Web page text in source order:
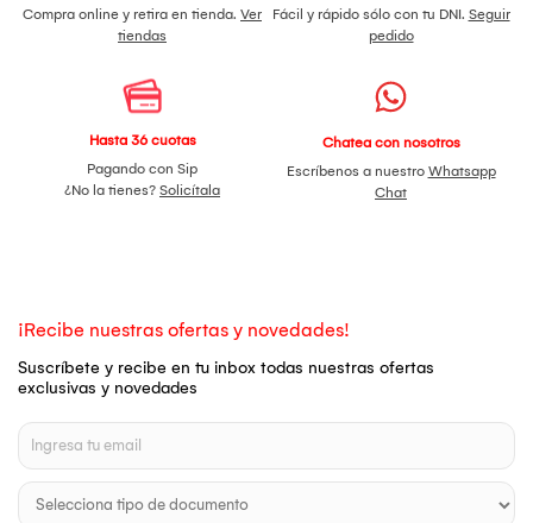
Compra online y retira en tienda. Ver
tiendas
Fácil y rápido sólo con tu DNI. Seguir
pedido
Hasta 36 cuotas
Pagando con Sip
¿No la tienes? Solicítala
Chatea con nosotros
Escríbenos a nuestro Whatsapp
Chat
¡Recibe nuestras ofertas y novedades!
Suscríbete y recibe en tu inbox todas nuestras ofertas
exclusivas y novedades